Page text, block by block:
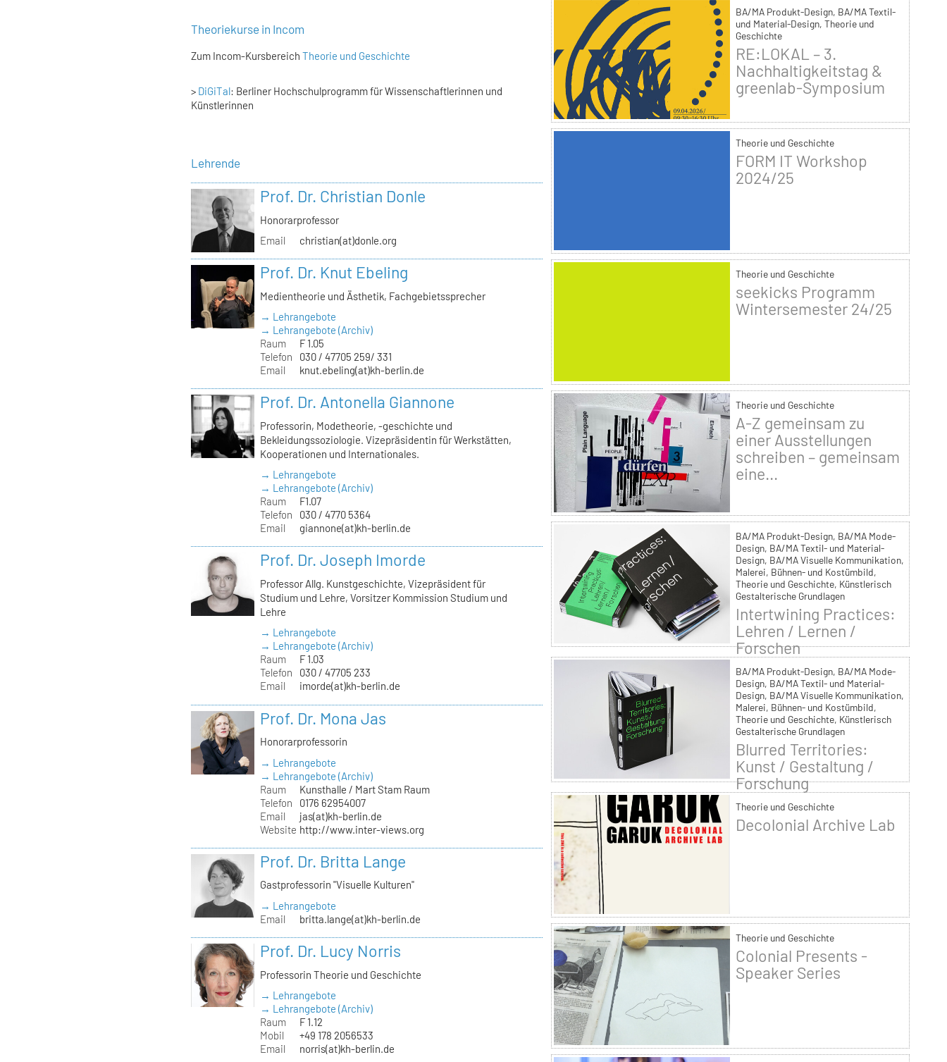
Theoriekurse in Incom
Zum Incom-KursbereichTheorie und Geschichte
> DiGiTal: Berliner Hochschulprogramm für Wissenschaftlerinnen und
Künstlerinnen
Lehrende
Prof. Dr. Christian Donle
Honorarprofessor
Email
christian(at)donle.org
Prof. Dr. Knut Ebeling
Medientheorie und Ästhetik, Fachgebietssprecher
→ Lehrangebote
→ Lehrangebote (Archiv)
Raum
F 1.05
Telefon
030 / 47705 259/ 331
Email
knut.ebeling(at)kh-berlin.de
Prof. Dr. Antonella Giannone
Professorin, Modetheorie, -geschichte und
Bekleidungssoziologie. Vizepräsidentin für Werkstätten,
Kooperationen und Internationales.
→ Lehrangebote
→ Lehrangebote (Archiv)
Raum
F1.07
Telefon
030 / 4770 5364
Email
giannone(at)kh-berlin.de
Prof. Dr. Joseph Imorde
Professor Allg. Kunstgeschichte, Vizepräsident für
Studium und Lehre, Vorsitzer Kommission Studium und
Lehre
→ Lehrangebote
→ Lehrangebote (Archiv)
Raum
F 1.03
Telefon
030 / 47705 233
Email
imorde(at)kh-berlin.de
Prof. Dr. Mona Jas
Honorarprofessorin
→ Lehrangebote
→ Lehrangebote (Archiv)
Raum
Kunsthalle / Mart Stam Raum
Telefon
0176 62954007
Email
jas(at)kh-berlin.de
Website http://www.inter-views.org
Prof. Dr. Britta Lange
Gastprofessorin "Visuelle Kulturen"
→ Lehrangebote
Email
britta.lange(at)kh-berlin.de
Prof. Dr. Lucy Norris
Professorin Theorie und Geschichte
→ Lehrangebote
→ Lehrangebote (Archiv)
Raum
F 1.12
Mobil
+49 178 2056533
Email
norris(at)kh-berlin.de
BA/MA Produkt-Design, BA/MA Textil-
und Material-Design, Theorie und
Geschichte
RE:LOKAL – 3.
Nachhaltigkeitstag &
greenlab-Symposium
Theorie und Geschichte
FORM IT Workshop
2024/25
Theorie und Geschichte
seekicks Programm
Wintersemester 24/25
Theorie und Geschichte
A-Z gemeinsam zu
einer Ausstellungen
schreiben – gemeinsam
eine...
BA/MA Produkt-Design, BA/MA Mode-
Design, BA/MA Textil- und Material-
Design, BA/MA Visuelle Kommunikation,
Malerei, Bühnen- und Kostümbild,
Theorie und Geschichte, Künstlerisch
Gestalterische Grundlagen
Intertwining Practices:
Lehren / Lernen /
Forschen
BA/MA Produkt-Design, BA/MA Mode-
Design, BA/MA Textil- und Material-
Design, BA/MA Visuelle Kommunikation,
Malerei, Bühnen- und Kostümbild,
Theorie und Geschichte, Künstlerisch
Gestalterische Grundlagen
Blurred Territories:
Kunst / Gestaltung /
Forschung
Theorie und Geschichte
Decolonial Archive Lab
Theorie und Geschichte
Colonial Presents -
Speaker Series